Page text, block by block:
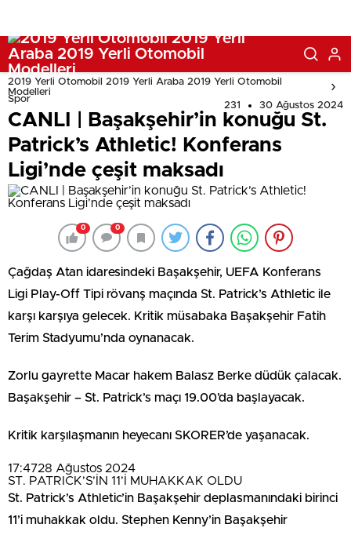
2019 Yerli Otomobil 2019 Yerli Araba 2019 Yerli Otomobil
Modelleri
Spor
231 30 Ağustos 2024
CANLI | Başakşehir’in konuğu St.
Patrick’s Athletic! Konferans
Ligi’nde çeşit maksadı
0 0
Çağdaş Atan idaresindeki Başakşehir, UEFA Konferans
Ligi Play-Off Tipi rövanş maçında St. Patrick’s Athletic ile
karşı karşıya gelecek. Kritik müsabaka Başakşehir Fatih
Terim Stadyumu’nda oynanacak.
Zorlu gayrette Macar hakem Balasz Berke düdük çalacak.
Başakşehir – St. Patrick’s maçı 19.00’da başlayacak.
Kritik karşılaşmanın heyecanı SKORER’de yaşanacak.
17:4728 Ağustos 2024
ST. PATRICK’S’İN 11’İ MUHAKKAK OLDU
St. Patrick’s Athletic’in Başakşehir deplasmanındaki birinci
11’i muhakkak oldu. Stephen Kenny’in Başakşehir